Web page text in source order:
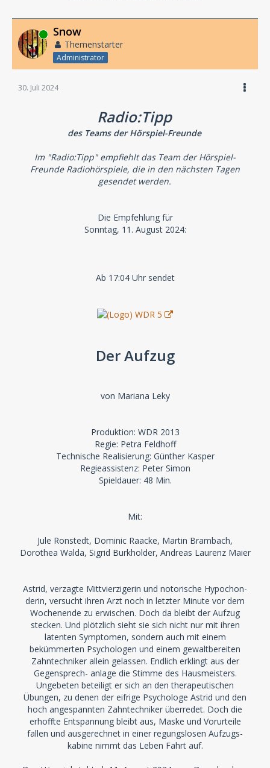
Online Snow
Themenstarter
Administrator
30. Juli 2024
Radio:Tipp
des Teams der Hörspiel-Freunde
Im "Radio:Tipp" empfiehlt das Team der Hörspiel-
Freunde Radiohörspiele, die in den nächsten Tagen
gesendet werden.
Die Empfehlung für
Sonntag, 11. August 2024:
Ab 17:04 Uhr sendet
Der Aufzug
von Mariana Leky
Produktion: WDR 2013
Regie: Petra Feldhoff
Technische Realisierung: Günther Kasper
Regieassistenz: Peter Simon
Spieldauer: 48 Min.
Mit:
Jule Ronstedt, Dominic Raacke, Martin Brambach,
Dorothea Walda, Sigrid Burkholder, Andreas Laurenz Maier
Astrid, verzagte Mittvierzigerin und notorische Hypochon-
derin, versucht ihren Arzt noch in letzter Minute vor dem
Wochenende zu erwischen. Doch da bleibt der Aufzug
stecken. Und plötzlich sieht sie sich nicht nur mit ihren
latenten Symptomen, sondern auch mit einem
bekümmerten Psychologen und einem gewaltbereiten
Zahntechniker allein gelassen. Endlich erklingt aus der
Gegensprech- anlage die Stimme des Hausmeisters.
Ungebeten beteiligt er sich an den therapeutischen
Übungen, zu denen der eifrige Psychologe Astrid und den
hoch angespannten Zahntechniker überredet. Doch die
erhoffte Entspannung bleibt aus, Maske und Vorurteile
fallen und ausgerechnet in einer regungslosen Aufzugs-
kabine nimmt das Leben Fahrt auf.